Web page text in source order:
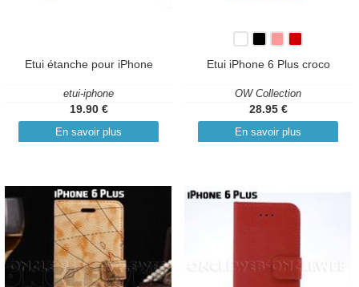
Etui étanche pour iPhone
etui-iphone
19.90 €
En savoir plus
Etui iPhone 6 Plus croco
OW Collection
28.95 €
En savoir plus